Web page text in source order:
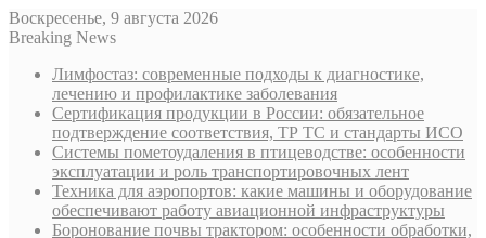
Воскресенье, 9 августа 2026
Breaking News
Лимфостаз: современные подходы к диагностике,
лечению и профилактике заболевания
Сертификация продукции в России: обязательное
подтверждение соответствия, ТР ТС и стандарты ИСО
Системы пометоудаления в птицеводстве: особенности
эксплуатации и роль транспортировочных лент
Техника для аэропортов: какие машины и оборудование
обеспечивают работу авиационной инфраструктуры
Боронование почвы трактором: особенности обработки,